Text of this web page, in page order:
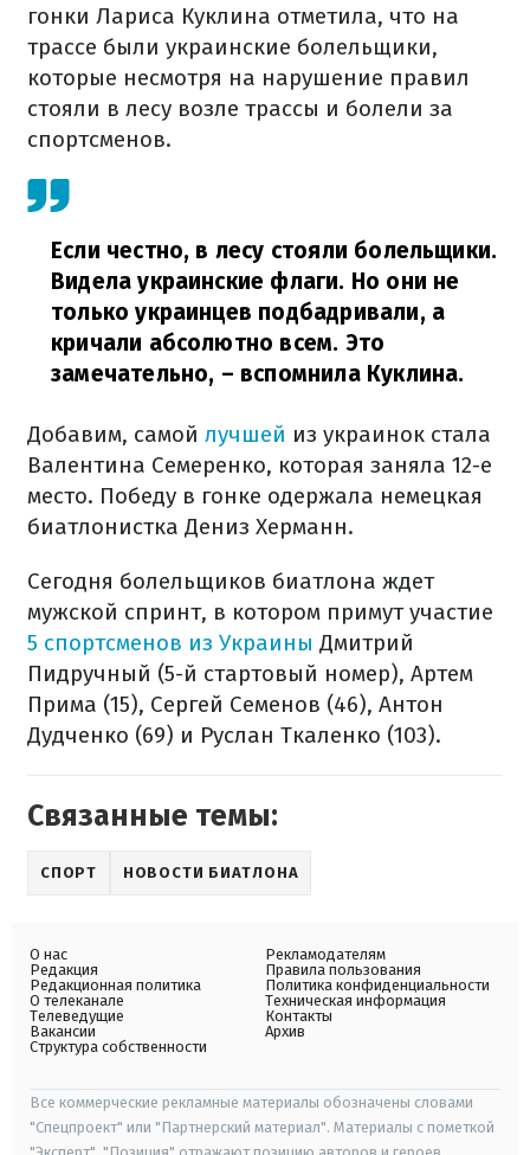
гонки Лариса Куклина отметила, что на
трассе были украинские болельщики,
которые несмотря на нарушение правил
стояли в лесу возле трассы и болели за
спортсменов.
Если честно, в лесу стояли болельщики.
Видела украинские флаги. Но они не
только украинцев подбадривали, а
кричали абсолютно всем. Это
замечательно, – вспомнила Куклина.
Добавим, самой лучшей из украинок стала
Валентина Семеренко, которая заняла 12-е
место. Победу в гонке одержала немецкая
биатлонистка Дениз Херманн.
Сегодня болельщиков биатлона ждет
мужской спринт, в котором примут участие
5 спортсменов из Украины Дмитрий
Пидручный (5-й стартовый номер), Артем
Прима (15), Сергей Семенов (46), Антон
Дудченко (69) и Руслан Ткаленко (103).
Связанные темы:
СПОРТ НОВОСТИ БИАТЛОНА
О нас
Редакция
Редакционная политика
О телеканале
Телеведущие
Вакансии
Структура собственности
Рекламодателям
Правила пользования
Политика конфиденциальности
Техническая информация
Контакты
Архив
Все коммерческие рекламные материалы обозначены словами
"Спецпроект" или "Партнерский материал". Материалы с пометкой